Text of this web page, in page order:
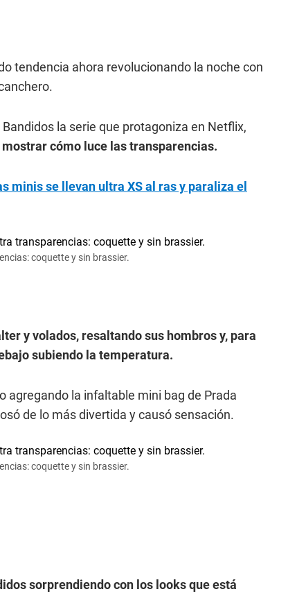
tendencia ahora revolucionando la noche con
la serie que protagoniza en Netflix,
cómo luce las transparencias.
minis se llevan ultra XS al ras y paraliza el
coquette y sin brassier.
y volados, resaltando sus hombros y, para
subiendo la temperatura.
agregando la infaltable mini bag de Prada
de lo más divertida y causó sensación.
coquette y sin brassier.
sorprendiendo con los looks que está